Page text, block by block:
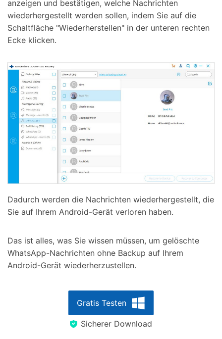
anzeigen und bestätigen, welche Nachrichten
wiederhergestellt werden sollen, indem Sie auf die
Schaltfläche "Wiederherstellen" in der unteren rechten
Ecke klicken.
Dadurch werden die Nachrichten wiederhergestellt, die
Sie auf Ihrem Android-Gerät verloren haben.
Das ist alles, was Sie wissen müssen, um gelöschte
WhatsApp-Nachrichten ohne Backup auf Ihrem
Android-Gerät wiederherzustellen.
Gratis Testen
Sicherer Download